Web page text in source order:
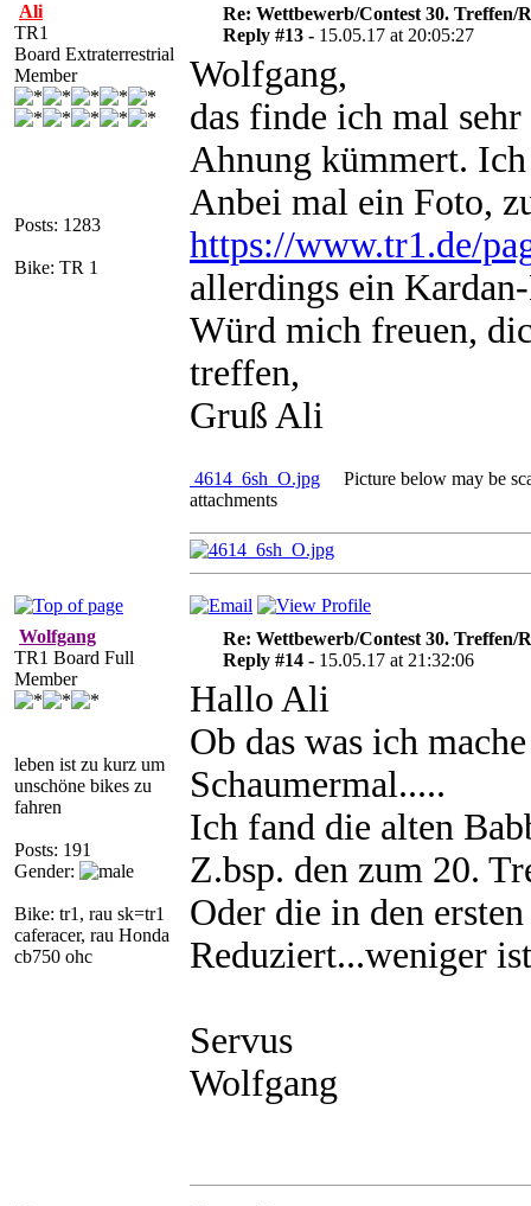
Ali
TR1
Board Extraterrestrial
Member
Posts: 1283
Bike: TR 1
Re: Wettbewerb/Contest 30. Treffen/
Reply #13 - 15.05.17 at 20:05:27
Wolfgang,
das finde ich mal
Ahnung kümmert.
Anbei mal ein Foto,
https://www.tr1.de/
allerdings ein
Würd mich freuen,
treffen,
Gruß Ali
4614_6sh_O.jpg
Picture below may be
attachments
Wolfgang
TR1 Board Full
Member
leben ist zu kurz um
unschöne bikes zu
fahren
Posts: 191
Gender:
Bike: tr1, rau sk=tr1
caferacer, rau Honda
cb750 ohc
Re: Wettbewerb/Contest 30. Treffen/
Reply #14 - 15.05.17 at 21:32:06
Hallo Ali
Ob das was ich
Schaumermal.....
Ich fand die alten
Z.bsp. den zum 20.
Oder die in den ersten
Reduziert...weniger
Servus
Wolfgang